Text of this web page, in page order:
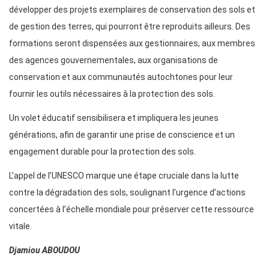
développer des projets exemplaires de conservation des sols et
de gestion des terres, qui pourront être reproduits ailleurs. Des
formations seront dispensées aux gestionnaires, aux membres
des agences gouvernementales, aux organisations de
conservation et aux communautés autochtones pour leur
fournir les outils nécessaires à la protection des sols.
Un volet éducatif sensibilisera et impliquera les jeunes
générations, afin de garantir une prise de conscience et un
engagement durable pour la protection des sols.
L’appel de l’UNESCO marque une étape cruciale dans la lutte
contre la dégradation des sols, soulignant l’urgence d’actions
concertées à l’échelle mondiale pour préserver cette ressource
vitale.
Djamiou ABOUDOU